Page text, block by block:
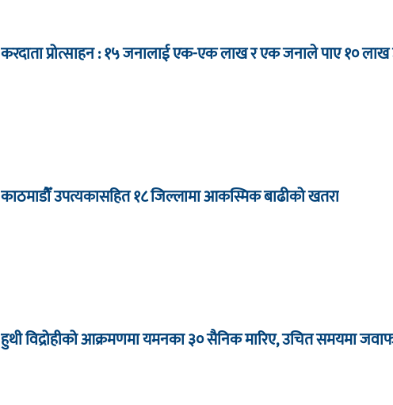
करदाता प्रोत्साहन : १५ जनालाई एक-एक लाख र एक जनाले पाए १० लाख
काठमाडौँ उपत्यकासहित १८ जिल्लामा आकस्मिक बाढीको खतरा
हुथी विद्रोहीको आक्रमणमा यमनका ३० सैनिक मारिए, उचित समयमा